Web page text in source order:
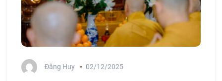
Đăng Huy 02/12/2025